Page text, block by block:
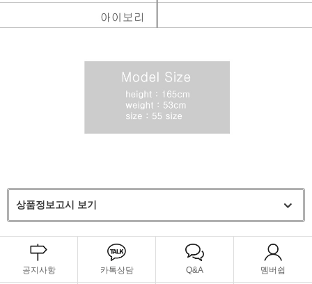
상품정보고시 보기
공지사항 카톡상담 Q&A 멤버쉽